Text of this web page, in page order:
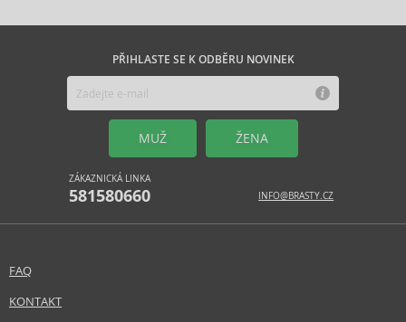
PŘIHLASTE SE K ODBĚRU NOVINEK
MUŽ ŽENA
ZÁKAZNICKÁ LINKA
581580660 INFO@BRASTY.CZ
FAQ
KONTAKT